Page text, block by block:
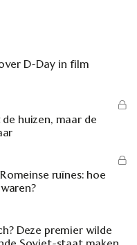
D-Day in film
huizen, maar de
ruïnes: hoe
Deze premier wilde